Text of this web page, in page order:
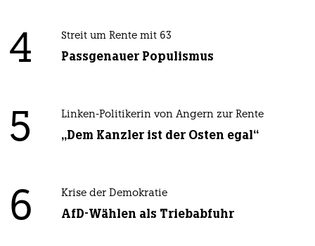
4 Streit um Rente mit 63
Passgenauer Populismus
5 Linken-Politikerin von Angern zur Rente
„Dem Kanzler ist der Osten egal“
6 Krise der Demokratie
AfD-Wählen als Triebabfuhr